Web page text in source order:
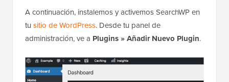
A continuación, instalemos y activemos SearchWP en
tu sitio de WordPress. Desde tu panel de
administración, ve a Plugins » Añadir Nuevo Plugin.